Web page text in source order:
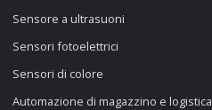
Sensore a ultrasuoni
Sensori fotoelettrici
Sensori di colore
Automazione di magazzino e logistica